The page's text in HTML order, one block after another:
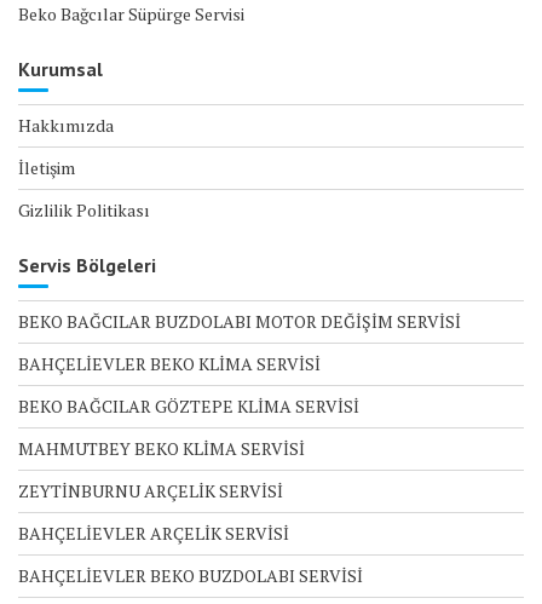
Beko Bağcılar Süpürge Servisi
Kurumsal
Hakkımızda
İletişim
Gizlilik Politikası
Servis Bölgeleri
BEKO BAĞCILAR BUZDOLABI MOTOR DEĞİŞİM SERVİSİ
BAHÇELİEVLER BEKO KLİMA SERVİSİ
BEKO BAĞCILAR GÖZTEPE KLİMA SERVİSİ
MAHMUTBEY BEKO KLİMA SERVİSİ
ZEYTİNBURNU ARÇELİK SERVİSİ
BAHÇELİEVLER ARÇELİK SERVİSİ
BAHÇELİEVLER BEKO BUZDOLABI SERVİSİ